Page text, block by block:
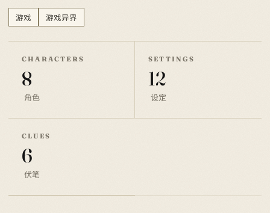
游戏 游戏异界
CHARACTERS
8
角色
SETTINGS
12
设定
CLUES
6
伏笔